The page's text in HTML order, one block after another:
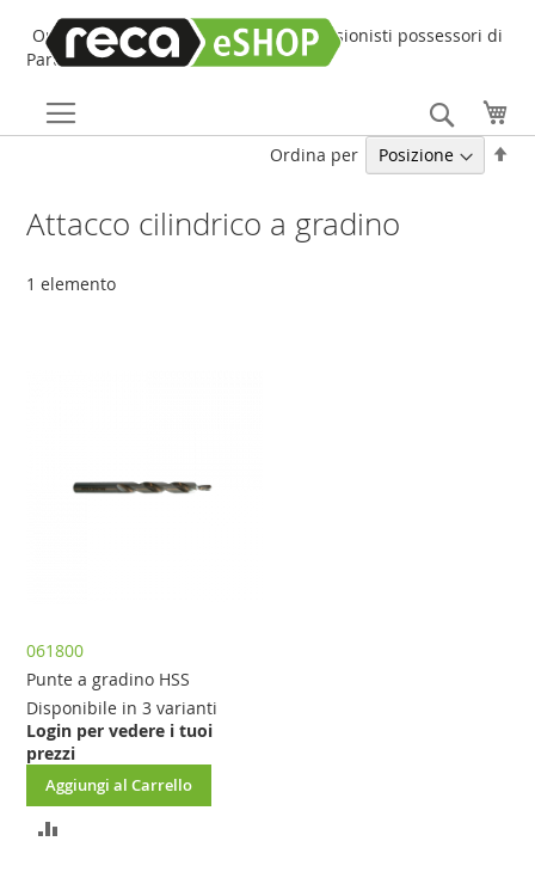
Online Shop online dedicato ai professionisti possessori di
Partita IVA!
Search
Attacco cilindrico a gradino
1 elemento
Ordina per
061800
Punte a gradino HSS
Disponibile in 3 varianti
Login per vedere i tuoi
prezzi
Aggiungi al Carrello
AGGIUNGI